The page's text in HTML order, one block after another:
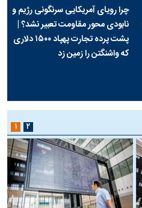
چرا رویای آمریکایی سرنگونی رژیم و
نابودی محور مقاومت تعبیر نشد؟ |
پشت پرده تجارت پهپاد‌ ۱۵۰۰ دلاری
که واشنگتن را زمین زد
۱ ۲